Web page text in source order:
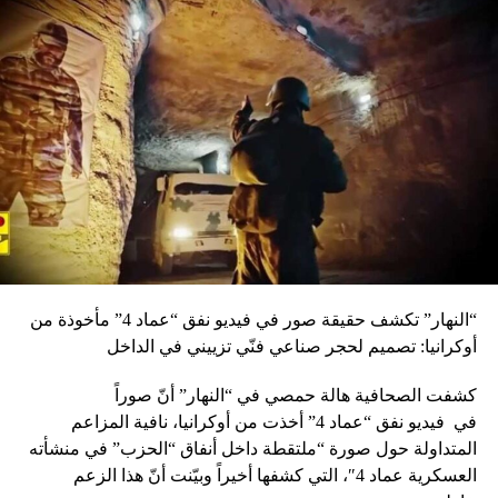
بوسعه، من أجل إنجاح هذه الزيارة”. حنا وألقى رئيس البلدية
كلمة، توجه فيها إلى يازجي بالقول: “أبانا غبطة البطريرك، أيها
الراعي الصالح الآتي باسم الرب، شدرا بكل أبنائها يغمرهم الفرح،
بأن ختام جولتكم الرعوية لعكار، في هذه البلدة الوادعة على
حدود الوطن، كم نحن محظوظون بوجودكم بيننا، ومتلفهون
لبركتكم السلامية، بحضور سيادة الميتروبوليت باسيليوس
منصور الجزيل الاحترام، والمطارنة والكهنة الأجلاء”. أضاف: “أهلا
بكم في بلدتنا المتواضعة الحالمة بقدومكم المبارك، الذي سيزيدنا
إيمانا، ومحطة سنذكرها ما حيينا. واعلم يا صاحب الغبطة، بأن
هذه اللحظات العظيمة سنتركها إرثا جميلا مباركا لأجيالنا
القادمة… فباسم المجلس البلدي وأهلنا في البلدة، أرحب بكم
أجمل ترحيب، ونشكر الله بأننا من هذا الجيل، الذي واكب
زيارتكم لبلدتنا ومنطقتنا…فلكم كل الشكر”. وتابع: “صاحب
الغبطة، لقد عاينتم خلال جولتكم الرعاوية مدى الإهمال اللاحق
بمنطقتنا البعيدة، منذ عهود، عن مركز القرار، وإننا نتطلع في هذا
العهد الكريم، عهد بي الكل فخامة الرئيس العماد عون، إلى أن
تحظى عكار بما تستحقه من مشاريع تنموية، هي التي تتميز
بمقومات طبيعية وسياحية واقتصادية هامة، ونتطلع إلى أن تحتل
مكانها، كالقلب النابض إلى شمال الصدر، وأن تحظى بالعناية
“النهار” تكشف حقيقة صور في فيديو نفق “عماد 4” مأخوذة من
أوكرانيا: تصميم لحجر صناعي فنّي تزييني في الداخل
كشفت الصحافية هالة حمصي في “النهار” أنّ صوراً
في فيديو
نفق “عماد 4” أخذت من أوكرانيا، نافية المزاعم
المتداولة حول صورة “ملتقطة داخل أنفاق “الحزب” في منشأته
العسكرية عماد 4″، التي كشفها أخيراً وبيّنت أنّ هذا الزعم